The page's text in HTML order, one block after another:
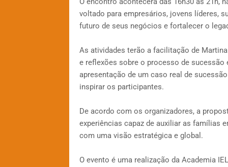
voltado para empresários, jovens líderes,
futuro de seus negócios e fortalecer o
As atividades terão a facilitação de
e reflexões sobre o processo de
apresentação de um caso real de
inspirar os participantes.
De acordo com os organizadores, a
experiências capaz de auxiliar as famílias
com uma visão estratégica e global.
O evento é uma realização da Academia